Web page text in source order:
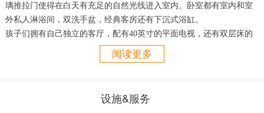
璃推拉门使得在白天有充足的自然光线进入室内。卧室都有室内和室
外私人淋浴间，双洗手盆，经典客房还有下沉式浴缸。
孩子们拥有自己独立的客厅，配有40英寸的平面电视，还有双层床的
带浴室套房。在别墅中您还会发现健身中心，桑拿室，多媒体室，一
个户外按摩凉亭，一个户外休闲观赏凉亭，一个厨房和淋浴设施。
过正面对着的19.3米长的海滩，从而为您提供了无与伦比的海景并且
阅读更多
设施&服务